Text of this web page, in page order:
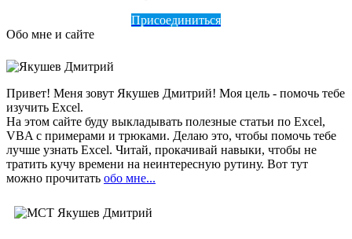
Присоединиться
Обо мне и сайте
Привет! Меня зовут Якушев Дмитрий! Моя цель - помочь тебе
изучить Excel.
На этом сайте буду выкладывать полезные статьи по Excel,
VBA с примерами и трюками. Делаю это, чтобы помочь тебе
лучше узнать Excel. Читай, прокачивай навыки, чтобы не
тратить кучу времени на неинтересную рутину. Вот тут
можно прочитать обо мне...